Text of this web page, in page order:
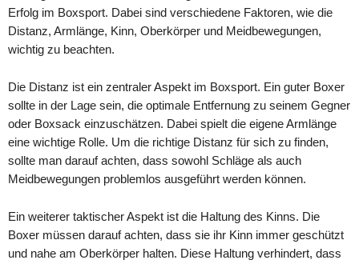
Erfolg im Boxsport. Dabei sind verschiedene Faktoren, wie die
Distanz, Armlänge, Kinn, Oberkörper und Meidbewegungen,
wichtig zu beachten.
Die Distanz ist ein zentraler Aspekt im Boxsport. Ein guter Boxer
sollte in der Lage sein, die optimale Entfernung zu seinem Gegner
oder Boxsack einzuschätzen. Dabei spielt die eigene Armlänge
eine wichtige Rolle. Um die richtige Distanz für sich zu finden,
sollte man darauf achten, dass sowohl Schläge als auch
Meidbewegungen problemlos ausgeführt werden können.
Ein weiterer taktischer Aspekt ist die Haltung des Kinns. Die
Boxer müssen darauf achten, dass sie ihr Kinn immer geschützt
und nahe am Oberkörper halten. Diese Haltung verhindert, dass